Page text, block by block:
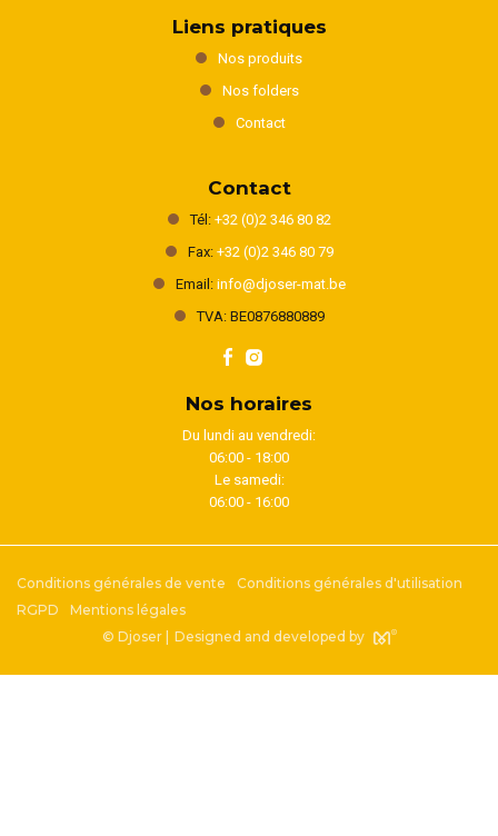
Liens pratiques
Nos produits
Nos folders
Contact
Contact
Tél: +32 (0)2 346 80 82
Fax: +32 (0)2 346 80 79
Email: info@djoser-mat.be
TVA: BE0876880889
Nos horaires
Du lundi au vendredi:
06:00 - 18:00
Le samedi:
06:00 - 16:00
Conditions générales de vente
Conditions générales d'utilisation
RGPD
Mentions légales
© Djoser |
Designed and developed by